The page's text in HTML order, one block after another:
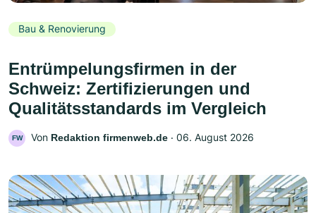
Bau & Renovierung
Entrümpelungsfirmen in der
Schweiz: Zertifizierungen und
Qualitätsstandards im Vergleich
FW Von Redaktion firmenweb.de ‧ 06. August 2026